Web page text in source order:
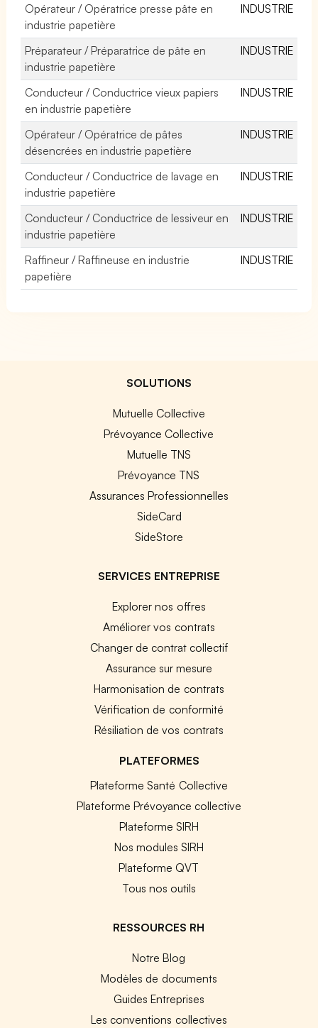
Opérateur / Opératrice presse pâte en
industrie papetière
INDUSTRIE
Préparateur / Préparatrice de pâte en
industrie papetière
INDUSTRIE
Conducteur / Conductrice vieux papiers
en industrie papetière
INDUSTRIE
Opérateur / Opératrice de pâtes
désencrées en industrie papetière
INDUSTRIE
Conducteur / Conductrice de lavage en
industrie papetière
INDUSTRIE
Conducteur / Conductrice de lessiveur en
industrie papetière
INDUSTRIE
Raffineur / Raffineuse en industrie
papetière
INDUSTRIE
SOLUTIONS
Mutuelle Collective
Prévoyance Collective
Mutuelle TNS
Prévoyance TNS
Assurances Professionnelles
SideCard
SideStore
SERVICES ENTREPRISE
Explorer nos offres
Améliorer vos contrats
Changer de contrat collectif
Assurance sur mesure
Harmonisation de contrats
Vérification de conformité
Résiliation de vos contrats
PLATEFORMES
Plateforme Santé Collective
Plateforme Prévoyance collective
Plateforme SIRH
Nos modules SIRH
Plateforme QVT
Tous nos outils
RESSOURCES RH
Notre Blog
Modèles de documents
Guides Entreprises
Les conventions collectives